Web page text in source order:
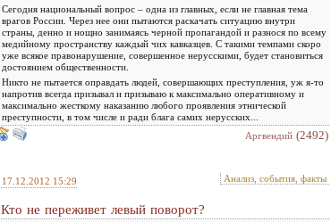
Сегодня национальный вопрос – одна из главных, если не главная тема
врагов России. Через нее они пытаются раскачать ситуацию внутри
страны, денно и нощно занимаясь черной пропагандой и разнося по всему
медийному пространству каждый чих кавказцев. С такими темпами скоро
уже всякое правонарушение, совершенное нерусскими, будет становиться
достоянием общественности.
Никто не пытается оправдать людей, совершающих преступления, уж я-то
напротив всегда призывал и призываю к максимально оперативному и
максимально жесткому наказанию любого проявления этнической
преступности, в том числе и ради блага самих нерусских...
Аргвендий (2492)
17.12.2012 15:29 Анализ, события, факты
Кто не переживет левый поворот?